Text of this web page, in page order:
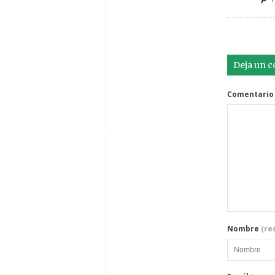
Deja un
Comentario
Nombre